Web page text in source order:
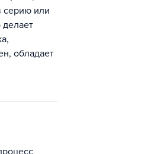
серию или
обладает